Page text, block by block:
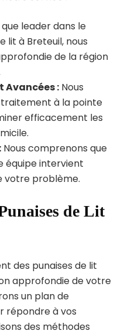
leader dans le
lit à Breteuil, nous
de la région
Avancées : Nous
à la pointe
efficacement les
Nous comprenons que
équipe intervient
votre problème.
de Lit
des punaises de lit
approfondie de votre
un plan de
répondre à vos
des méthodes